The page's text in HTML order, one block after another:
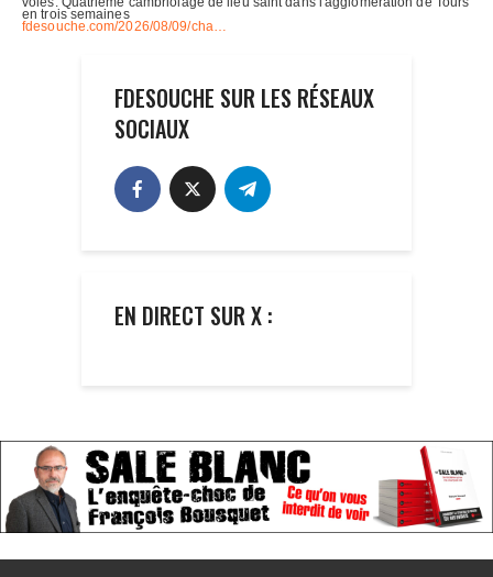
FDESOUCHE SUR LES RÉSEAUX
SOCIAUX
EN DIRECT SUR X :